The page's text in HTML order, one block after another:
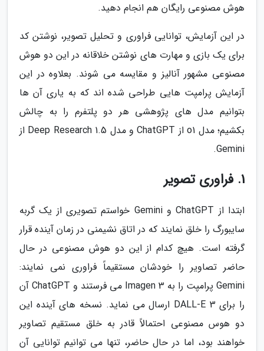
هوش مصنوعی رایگان هم انجام دهید.
در این آزمایش، توانایی فراوری و تحلیل تصویر، نوشتن کد
برای یک بازی و مهارت های نوشتن خلاقانه در این دو هوش
مصنوعی مشهور آنالیز و مقایسه می شوند. بعلاوه در این
آزمایش پرامپت هایی طراحی شده اند که به یاری آن ها
بتوانیم مدل های پژوهشی هر دو پلتفرم را به چالش
بکشیم؛ مدل o1 از ChatGPT و مدل 1.5 Deep Research از
Gemini.
1. فراوری تصویر
ابتدا از ChatGPT و Gemini خواستم تصویری از یک گربه
سایبورگ را خلق نمایند که در اتاق نشیمنی در زمان آینده قرار
گرفته است. هیچ کدام از این دو هوش مصنوعی در حال
حاضر تصاویر را خودشان مستقیماً فراوری نمی نمایند:
Gemini پرامپت را به Imagen 3 می فرستند و ChatGPT آن
را برای DALL-E 3 ارسال می نماید. نسخه های آینده این
دو هوس مصنوعی احتمالاً قادر به خلق مستقیم تصاویر
خواهند بود، اما در حال حاضر، تنها می توانیم توانایی آن